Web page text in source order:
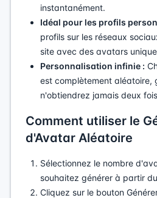
instantanément.
Idéal pour les profils
profils sur les réseaux
site avec des avatars
Personnalisation infinie :
est complètement aléatoire,
n'obtiendrez jamais deux
Comment utiliser le
d'Avatar Aléatoire
Sélectionnez le nombre
souhaitez générer à partir
Cliquez sur le bouton